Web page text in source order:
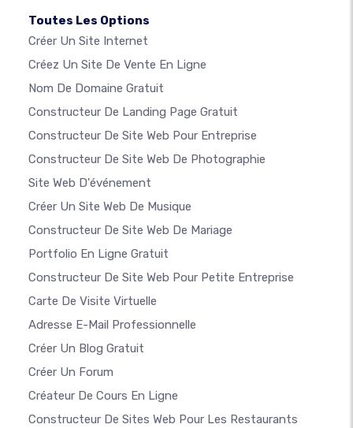
Toutes Les Options
Créer Un Site Internet
Créez Un Site De Vente En Ligne
Nom De Domaine Gratuit
Constructeur De Landing Page Gratuit
Constructeur De Site Web Pour Entreprise
Constructeur De Site Web De Photographie
Site Web D'événement
Créer Un Site Web De Musique
Constructeur De Site Web De Mariage
Portfolio En Ligne Gratuit
Constructeur De Site Web Pour Petite Entreprise
Carte De Visite Virtuelle
Adresse E-Mail Professionnelle
Créer Un Blog Gratuit
Créer Un Forum
Créateur De Cours En Ligne
Constructeur De Sites Web Pour Les Restaurants